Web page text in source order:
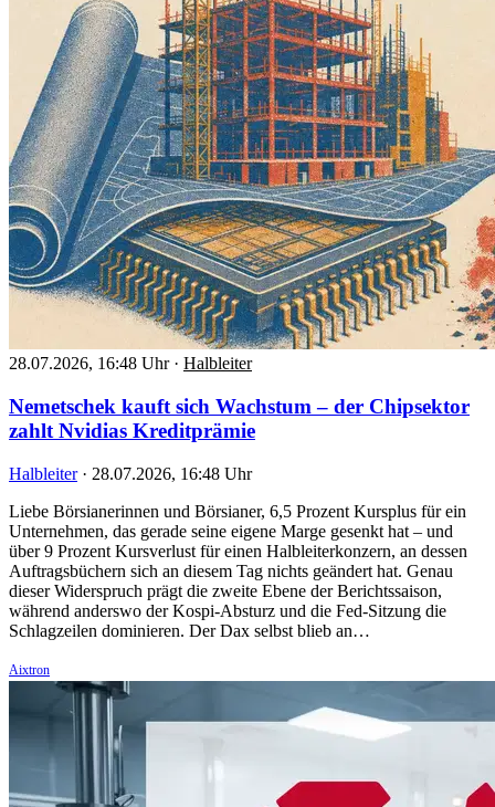
28.07.2026, 16:48 Uhr · Halbleiter
Nemetschek kauft sich Wachstum – der Chipsektor
zahlt Nvidias Kreditprämie
Halbleiter · 28.07.2026, 16:48 Uhr
Liebe Börsianerinnen und Börsianer, 6,5 Prozent Kursplus für ein
Unternehmen, das gerade seine eigene Marge gesenkt hat – und
über 9 Prozent Kursverlust für einen Halbleiterkonzern, an dessen
Auftragsbüchern sich an diesem Tag nichts geändert hat. Genau
dieser Widerspruch prägt die zweite Ebene der Berichtssaison,
während anderswo der Kospi-Absturz und die Fed-Sitzung die
Schlagzeilen dominieren. Der Dax selbst blieb an…
Aixtron